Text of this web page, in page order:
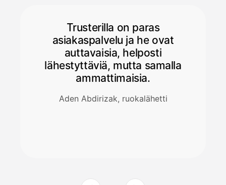
Trusterilla on paras
asiakaspalvelu ja he ovat
auttavaisia, helposti
lähestyttäviä, mutta samalla
ammattimaisia.
Aden Abdirizak, ruokalähetti